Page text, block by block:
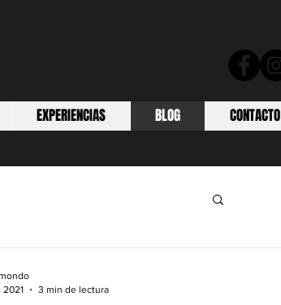
EXPERIENCIAS BLOG CONTACTO
2021
3 min de lectura